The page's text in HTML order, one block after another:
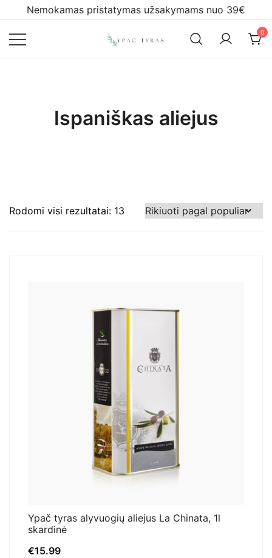
content
Nemokamas pristatymas užsakymams nuo 39€
0
Ispaniškas aliejus
Rodomi visi rezultatai: 13 Rūšiuojama
Ypač tyras alyvuogių aliejus La Chinata, 1l
skardinė
€15.99